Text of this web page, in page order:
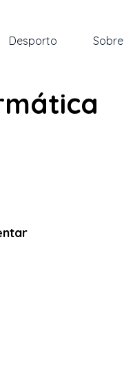
Desporto Sobre